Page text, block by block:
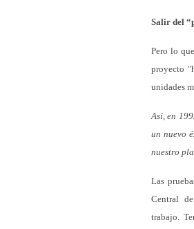
Salir del
Pero lo
proyecto
unidades
Así, en
un nuevo
nuestro
Las
Central
trabajo.